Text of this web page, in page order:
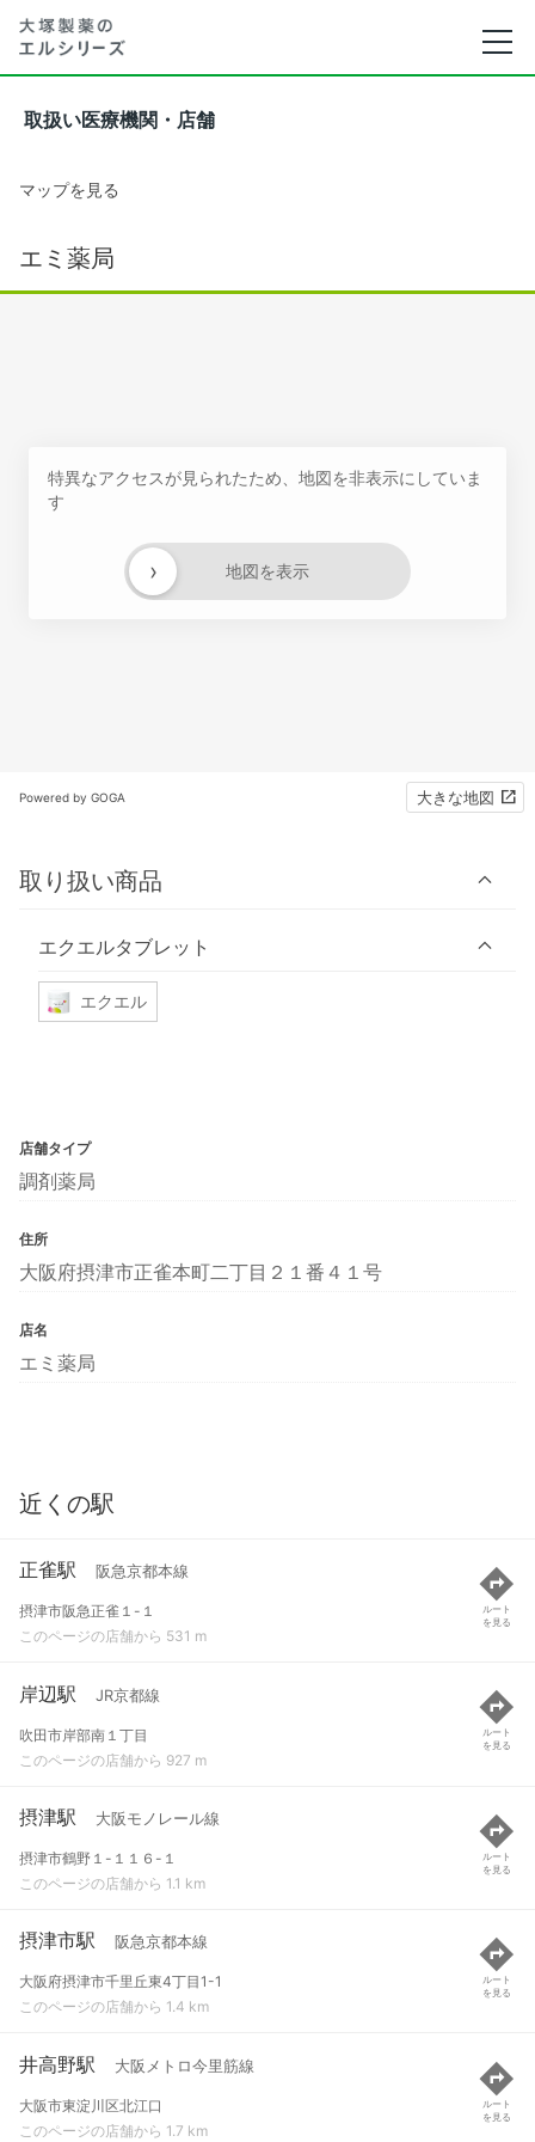
取扱い医療機関・店舗
マップを見る
エミ薬局
特異なアクセスが見られたため、地図を非表示にしていま
す
地図を表示
›
Powered by GOGA 大きな地図
取り扱い商品
エクエルタブレット
エクエル
店舗タイプ
調剤薬局
住所
大阪府摂津市正雀本町二丁目２１番４１号
店名
エミ薬局
近くの駅
正雀駅 阪急京都本線
摂津市阪急正雀１-１
このページの店舗から 531 m
ルート
を見る
岸辺駅 JR京都線
吹田市岸部南１丁目
このページの店舗から 927 m
ルート
を見る
摂津駅 大阪モノレール線
摂津市鶴野１-１１６-１
このページの店舗から 1.1 km
ルート
を見る
摂津市駅 阪急京都本線
大阪府摂津市千里丘東4丁目1-1
このページの店舗から 1.4 km
ルート
を見る
井高野駅 大阪メトロ今里筋線
大阪市東淀川区北江口
このページの店舗から 1.7 km
ルート
を見る